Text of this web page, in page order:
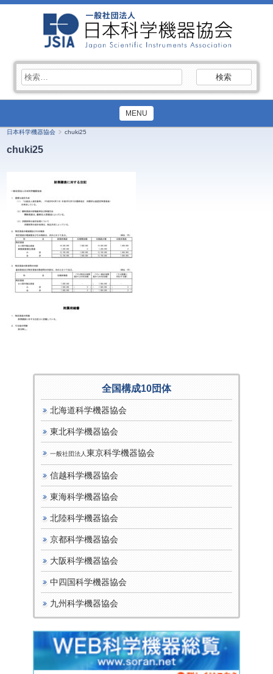
索:
MENU
日本科学機器協会 chuki25
chuki25
全国構成10団体
北海道科学機器協会
東北科学機器協会
一般社団法人 東京科学機器協会
信越科学機器協会
東海科学機器協会
北陸科学機器協会
京都科学機器協会
大阪科学機器協会
中四国科学機器協会
九州科学機器協会